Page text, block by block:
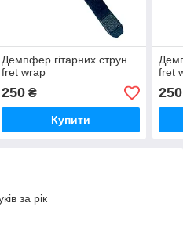
Демпфер гітарних струн
fret wrap
250₴
Купити
fret
250
за рік